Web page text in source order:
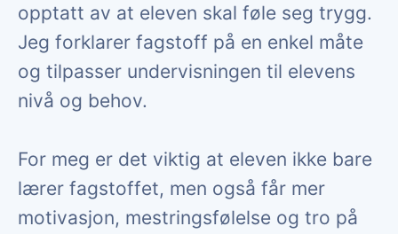
opptatt av at eleven skal føle seg trygg.
Jeg forklarer fagstoff på en enkel måte
og tilpasser undervisningen til elevens
nivå og behov.
For meg er det viktig at eleven ikke bare
lærer fagstoffet, men også får mer
motivasjon, mestringsfølelse og tro på